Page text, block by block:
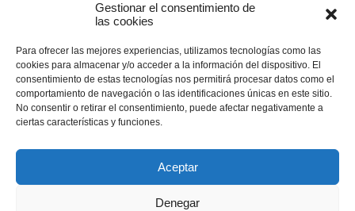
Gestionar el consentimiento de
las cookies
Para ofrecer las mejores experiencias, utilizamos tecnologías como las
cookies para almacenar y/o acceder a la información del dispositivo. El
consentimiento de estas tecnologías nos permitirá procesar datos como el
comportamiento de navegación o las identificaciones únicas en este sitio.
No consentir o retirar el consentimiento, puede afectar negativamente a
ciertas características y funciones.
Aceptar
Denegar
En caso de que usted tenga cualquier duda acerca de este
Aviso Legal o quiera realizar cualquier comentario sobre el
Sitio Web, puede enviar un mensaje de correo electrónico a
Copyright ©2023 Amas Munduate San Sebastián, Donostia.